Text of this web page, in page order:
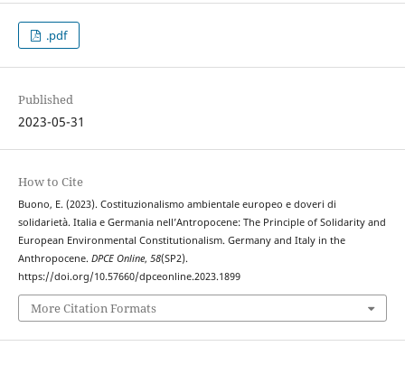
.pdf
Published
2023-05-31
How to Cite
Buono, E. (2023). Costituzionalismo ambientale europeo e doveri di
solidarietà. Italia e Germania nell’Antropocene: The Principle of Solidarity and
European Environmental Constitutionalism. Germany and Italy in the
Anthropocene. DPCE Online, 58(SP2).
https://doi.org/10.57660/dpceonline.2023.1899
More Citation Formats